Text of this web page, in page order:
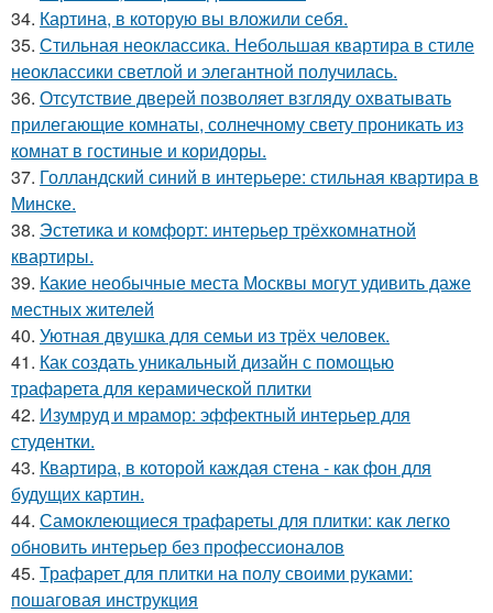
34. Картина, в которую вы вложили себя.
35. Стильная неоклассика. Небольшая квартира в стиле
неоклассики светлой и элегантной получилась.
36. Отсутствие дверей позволяет взгляду охватывать
прилегающие комнаты, солнечному свету проникать из
комнат в гостиные и коридоры.
37. Голландский синий в интерьере: стильная квартира в
Минске.
38. Эстетика и комфорт: интерьер трёхкомнатной
квартиры.
39. Какие необычные места Москвы могут удивить даже
местных жителей
40. Уютная двушка для семьи из трёх человек.
41. Как создать уникальный дизайн с помощью
трафарета для керамической плитки
42. Изумруд и мрамор: эффектный интерьер для
студентки.
43. Квартира, в которой каждая стена - как фон для
будущих картин.
44. Самоклеющиеся трафареты для плитки: как легко
обновить интерьер без профессионалов
45. Трафарет для плитки на полу своими руками:
пошаговая инструкция